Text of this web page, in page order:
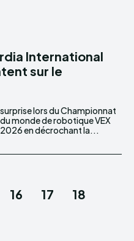
International
sur le
2026 en décrochant la...
16 17 18